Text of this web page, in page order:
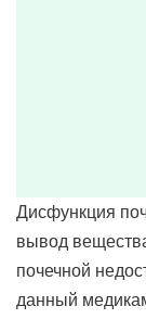
Дисфункция
вывод
почечной
данный